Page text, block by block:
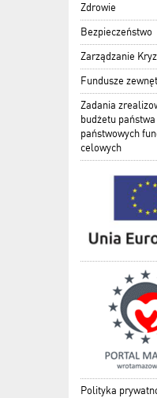
Zdrowie
Bezpieczeństwo
Zarządzanie
Fundusze
Zadania
budżetu
państwowych
celowych
Polityka